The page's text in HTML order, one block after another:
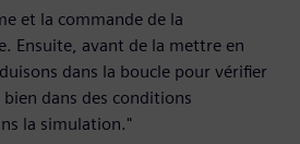
et la commande de la
Ensuite, avant de la mettre en
dans la boucle pour vérifier
dans des conditions
la simulation."